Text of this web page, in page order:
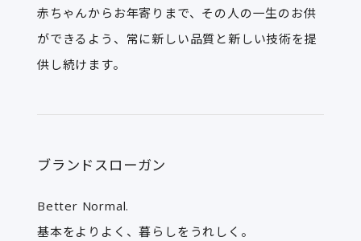
赤ちゃんからお年寄りまで、その人の一生のお供
ができるよう、常に新しい品質と新しい技術を提
供し続けます。
ブランドスローガン
Better Normal.
基本をよりよく、暮らしをうれしく。